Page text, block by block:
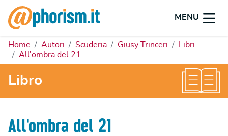
MENU
Home Autori Scuderia Giusy Trinceri
Libri
All'ombra del 21
Libro
All'ombra del 21